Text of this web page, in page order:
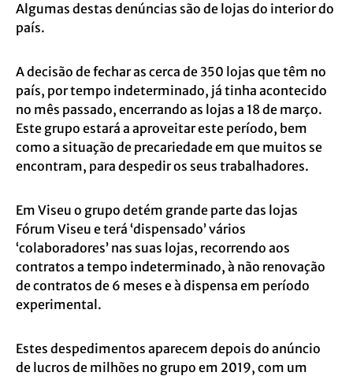
Algumas destas denúncias são de lojas do interior do
país.
A decisão de fechar as cerca de 350 lojas que têm no
país, por tempo indeterminado, já tinha acontecido
no mês passado, encerrando as lojas a 18 de março.
Este grupo estará a aproveitar este período, bem
como a situação de precariedade em que muitos se
encontram, para despedir os seus trabalhadores.
Em Viseu o grupo detém grande parte das lojas
Fórum Viseu e terá ‘dispensado’ vários
‘colaboradores’ nas suas lojas, recorrendo aos
contratos a tempo indeterminado, à não renovação
de contratos de 6 meses e à dispensa em período
experimental.
Estes despedimentos aparecem depois do anúncio
de lucros de milhões no grupo em 2019, com um